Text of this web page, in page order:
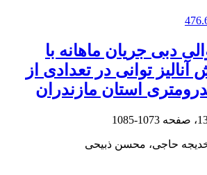
دبی جریان ماهانه با
آنالیز توانی در تعدادی از
استان مازندران
1073-1085
حاجی، محسن ذبیحی